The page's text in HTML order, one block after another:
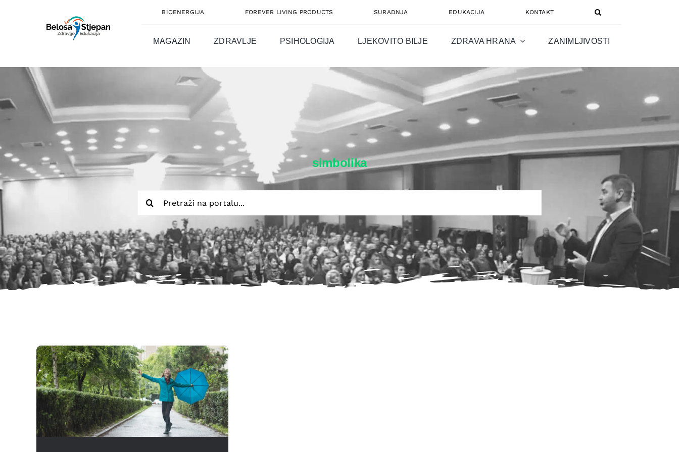
BIOENERGIJA FOREVER LIVING PRODUCTS SURADNJA EDUKACIJA KONTAKT
MAGAZIN ZDRAVLJE PSIHOLOGIJA LJEKOVITO BILJE ZDRAVA HRANA ZANIMLJIVOSTI
simbolika